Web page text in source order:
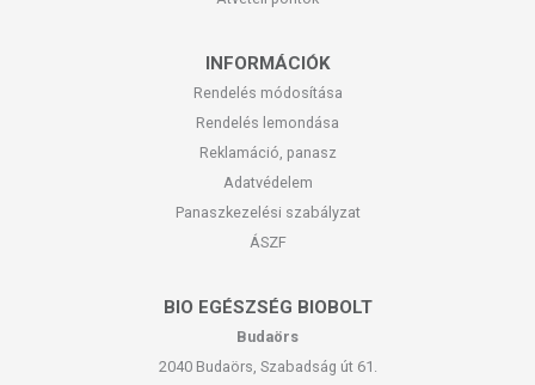
pedig növeli a dihommo-gamma-linolénsav keletkezését
hormon szerű vegyületek előanyaga. A szezamin ezen felül
Magyarország
száraz, hűvös helyen
a csomagolás hátoldalán jelzett
INFORMÁCIÓK
Rendelés módosítása
Rendelés lemondása
Reklamáció, panasz
Adatvédelem
Panaszkezelési szabályzat
ÁSZF
BIO EGÉSZSÉG BIOBOLT
Budaörs
2040 Budaörs, Szabadság út 61.